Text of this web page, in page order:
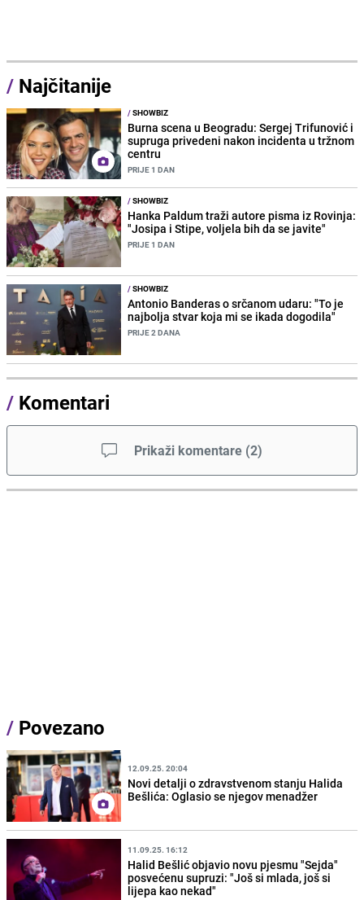
/ Najčitanije
/SHOWBIZ
Burna scena u Beogradu: Sergej Trifunović i
supruga privedeni nakon incidenta u tržnom
centru
PRIJE 1 DAN
/SHOWBIZ
Hanka Paldum traži autore pisma iz Rovinja:
"Josipa i Stipe, voljela bih da se javite"
PRIJE 1 DAN
/SHOWBIZ
Antonio Banderas o srčanom udaru: "To je
najbolja stvar koja mi se ikada dogodila"
PRIJE 2 DANA
/ Komentari
Prikaži komentare (2)
/ Povezano
12.09.25. 20:04
Novi detalji o zdravstvenom stanju Halida
Bešlića: Oglasio se njegov menadžer
11.09.25. 16:12
Halid Bešlić objavio novu pjesmu "Sejda"
posvećenu supruzi: "Još si mlada, još si
lijepa kao nekad"